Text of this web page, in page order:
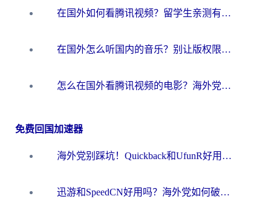
在国外如何看腾讯视频？留学生亲测有效的回国加速方案
在国外怎么听国内的音乐？别让版权限制断了你的华语歌单
怎么在国外看腾讯视频的电影？海外党亲测有效的回国加速指南
免费回国加速器
海外党别踩坑！Quickback和UfunR好用吗？选对回国加速器才能无缝刷国内资源
迅游和SpeedCN好用吗？海外党如何破解那道看不见的墙